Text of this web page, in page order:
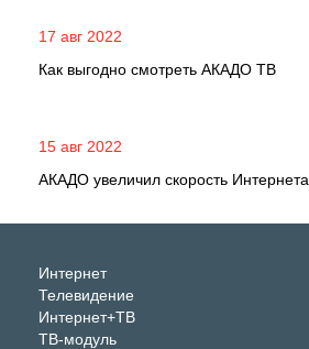
17 авг 2022
Как выгодно смотреть АКАДО ТВ
15 авг 2022
АКАДО увеличил скорость Интернета
Интернет
Телевидение
Интернет+ТВ
ТВ-модуль